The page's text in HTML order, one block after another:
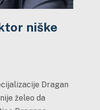
niške
Dragan
želeo da